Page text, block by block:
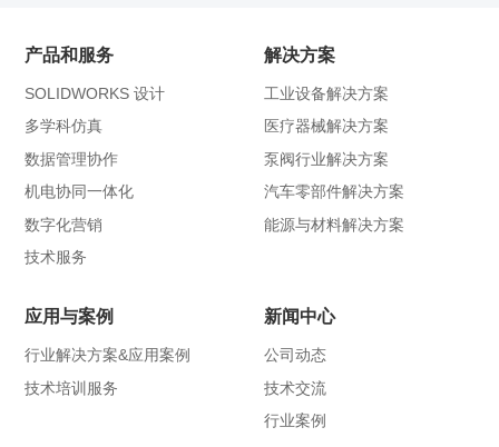
产品和服务
SOLIDWORKS 设计
多学科仿真
数据管理协作
机电协同一体化
数字化营销
技术服务
解决方案
工业设备解决方案
医疗器械解决方案
泵阀行业解决方案
汽车零部件解决方案
能源与材料解决方案
应用与案例
行业解决方案&应用案例
技术培训服务
新闻中心
公司动态
技术交流
行业案例